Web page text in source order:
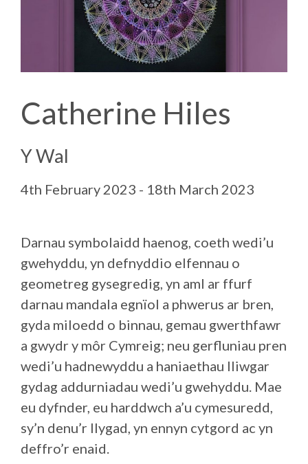
Catherine Hiles
Y Wal
4th February 2023 - 18th March 2023
Darnau symbolaidd haenog, coeth wedi’u
gwehyddu, yn defnyddio elfennau o
geometreg gysegredig, yn aml ar ffurf
darnau mandala egnïol a phwerus ar bren,
gyda miloedd o binnau, gemau gwerthfawr
a gwydr y môr Cymreig; neu gerfluniau pren
wedi’u hadnewyddu a haniaethau lliwgar
gydag addurniadau wedi’u gwehyddu. Mae
eu dyfnder, eu harddwch a’u cymesuredd,
sy’n denu’r llygad, yn ennyn cytgord ac yn
deffro’r enaid.